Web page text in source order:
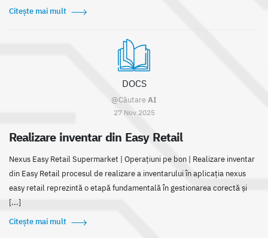
Citește mai mult
DOCS
@CăutareAI
27 Nov 2025
Realizare inventar din Easy Retail
Nexus Easy Retail Supermarket | Operațiuni pe bon | Realizare inventar
din Easy Retail procesul de realizare a inventarului în aplicația nexus
easy retail reprezintă o etapă fundamentală în gestionarea corectă și
[...]
Citește mai mult